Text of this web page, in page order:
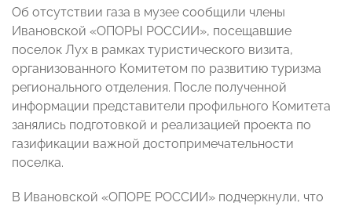
Об отсутствии газа в музее сообщили члены
Ивановской «ОПОРЫ РОССИИ», посещавшие
поселок Лух в рамках туристического визита,
организованного Комитетом по развитию туризма
регионального отделения. После полученной
информации представители профильного Комитета
занялись подготовкой и реализацией проекта по
газификации важной достопримечательности
поселка.
В Ивановской «ОПОРЕ РОССИИ» подчеркнули, что